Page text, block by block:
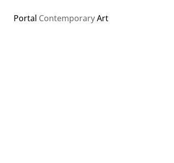
Portal ContemporaryArt